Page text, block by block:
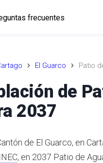
frecuentes
El Guarco Patio
de
2037
de El Guarco, en
, en 2037 Patio de